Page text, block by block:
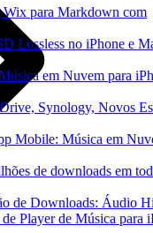
para Markdown com
Lossless no iPhone e
em Nuvem para
Synology, Novos
Mobile: Música em
de downloads em
de Downloads: Áudio
Player de Música para